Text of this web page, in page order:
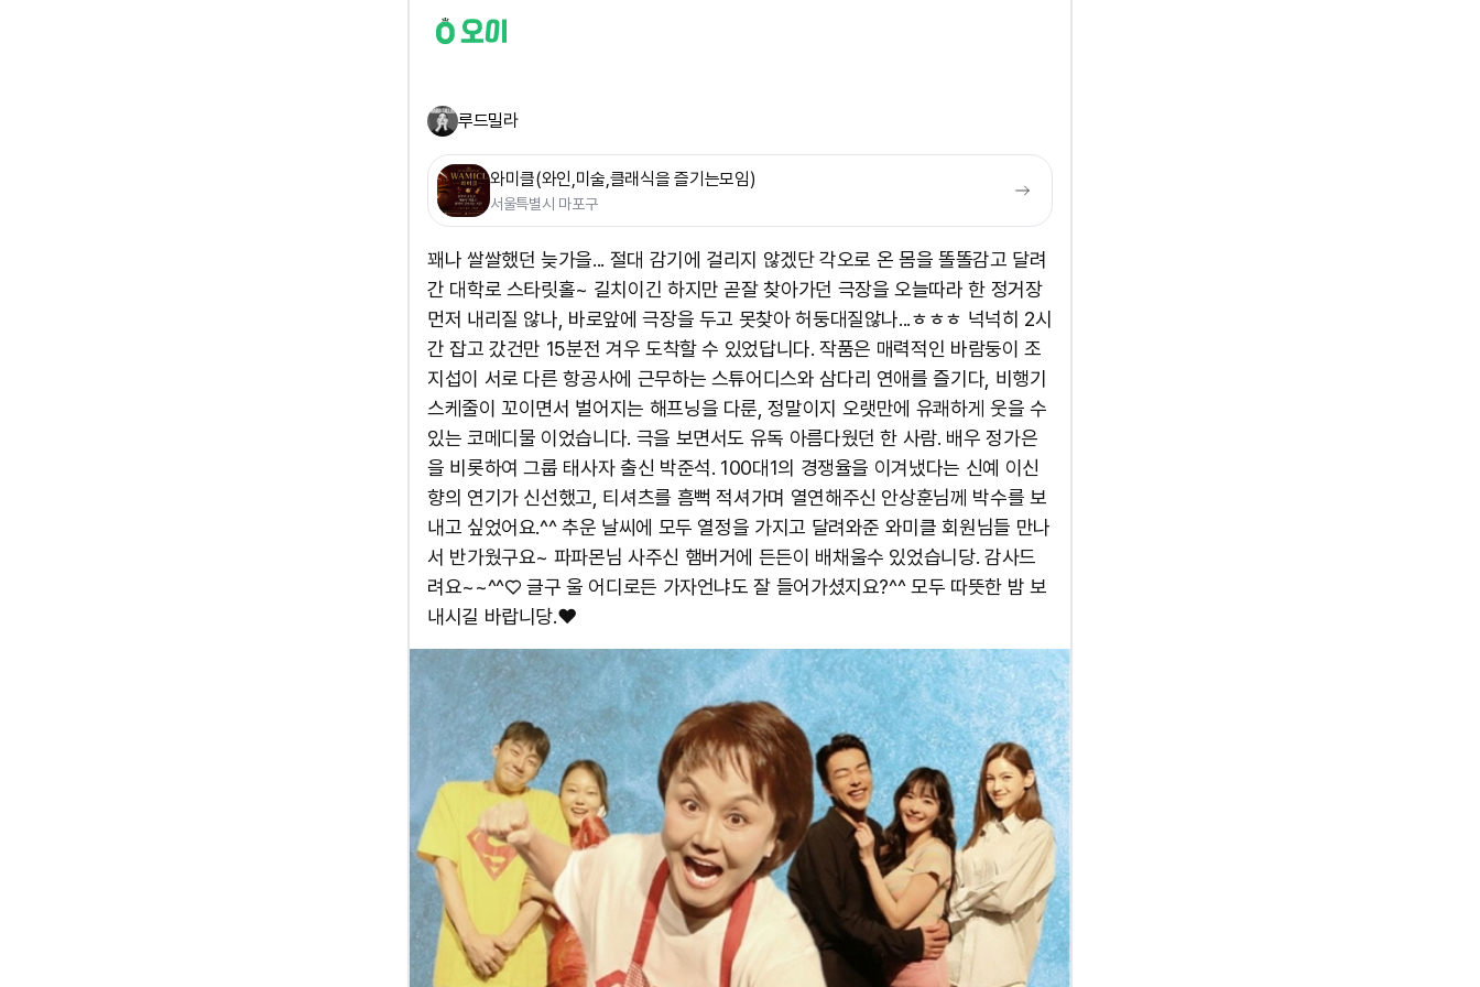
루드밀라
와미클(와인,미술,클래식을 즐기는모임)
서울특별시 마포구
꽤나 쌀쌀했던 늦가을... 절대 감기에 걸리지 않겠단 각오로 온 몸을 똘똘감고 달려
간 대학로 스타릿홀~ 길치이긴 하지만 곧잘 찾아가던 극장을 오늘따라 한 정거장
먼저 내리질 않나, 바로앞에 극장을 두고 못찾아 허둥대질않나...ㅎㅎㅎ 넉넉히 2시
간 잡고 갔건만 15분전 겨우 도착할 수 있었답니다. 작품은 매력적인 바람둥이 조
지섭이 서로 다른 항공사에 근무하는 스튜어디스와 삼다리 연애를 즐기다, 비행기
스케줄이 꼬이면서 벌어지는 해프닝을 다룬, 정말이지 오랫만에 유쾌하게 웃을 수
있는 코메디물 이었습니다. 극을 보면서도 유독 아름다웠던 한 사람. 배우 정가은
을 비롯하여 그룹 태사자 출신 박준석. 100대1의 경쟁율을 이겨냈다는 신예 이신
향의 연기가 신선했고, 티셔츠를 흠뻑 적셔가며 열연해주신 안상훈님께 박수를 보
내고 싶었어요.^^ 추운 날씨에 모두 열정을 가지고 달려와준 와미클 회원님들 만나
서 반가웠구요~ 파파몬님 사주신 햄버거에 든든이 배채울수 있었습니당. 감사드
려요~~^^♡ 글구 울 어디로든 가자언냐도 잘 들어가셨지요?^^ 모두 따뜻한 밤 보
내시길 바랍니당.❤️ ​